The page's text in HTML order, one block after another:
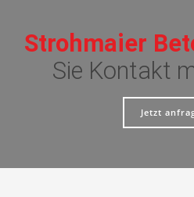
Strohmaier
Sie Kontakt
Jetzt